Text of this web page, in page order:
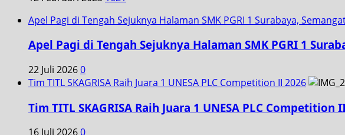
Apel Pagi di Tengah Sejuknya Halaman SMK PGRI 1 Surabaya,
Apel Pagi di Tengah Sejuknya Halaman SMK PGRI 1
22 Juli 20260
Tim TITL SKAGRISA Raih Juara 1 UNESA PLC Competition II 2026
Tim TITL SKAGRISA Raih Juara 1 UNESA PLC Competition
16 Juli 20260